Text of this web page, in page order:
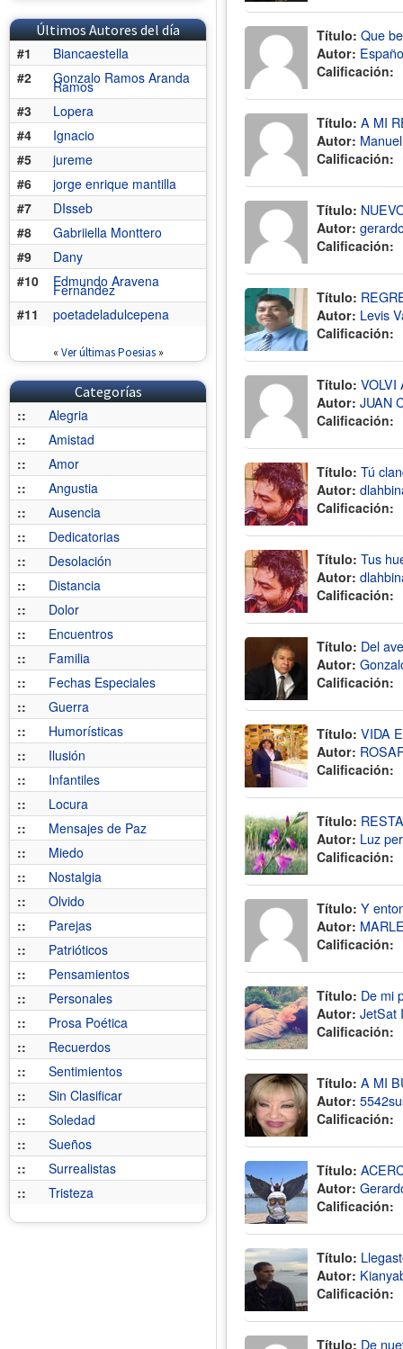
Últimos Autores del día
#1
Biancaestella
#2
Gonzalo Ramos Aranda
Ramos
#3
Lopera
#4
Ignacio
#5
jureme
#6
jorge enrique mantilla
#7
DIsseb
#8
Gabriiella Monttero
#9
Dany
#10
Edmundo Aravena
Fernández
#11
poetadeladulcepena
« Ver últimas Poesias»
Categorías
::
Alegria
::
Amistad
::
Amor
::
Angustia
::
Ausencia
::
Dedicatorias
::
Desolación
::
Distancia
::
Dolor
::
Encuentros
::
Familia
::
Fechas Especiales
::
Guerra
::
Humorísticas
::
Ilusión
::
Infantiles
::
Locura
::
Mensajes de Paz
::
Miedo
::
Nostalgia
::
Olvido
::
Parejas
::
Patrióticos
::
Pensamientos
::
Personales
::
Prosa Poética
::
Recuerdos
::
Sentimientos
::
Sin Clasificar
::
Soledad
::
Sueños
::
Surrealistas
::
Tristeza
Título: Que
Autor:
Calificación:
Título: A MI
Autor:
Calificación:
Título:
Autor:
Calificación:
Título:
Autor: Levis
Calificación:
Título: VOLVI
Autor: JUAN
Calificación:
Título: Tú
Autor:
Calificación:
Título: Tus
Autor:
Calificación:
Título: Del
Autor:
Calificación:
Título: VIDA
Autor:
Calificación:
Título:
Autor: Luz
Calificación:
Título: Y
Autor:
Calificación:
Título: De mi
Autor: JetSat
Calificación:
Título: A MI
Autor:
Calificación:
Título:
Autor:
Calificación:
Título:
Autor:
Calificación:
Título: De